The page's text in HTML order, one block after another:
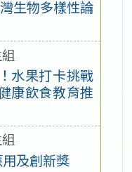
生物多樣性論
水果打卡挑戰
康飲食教育推
及創新獎